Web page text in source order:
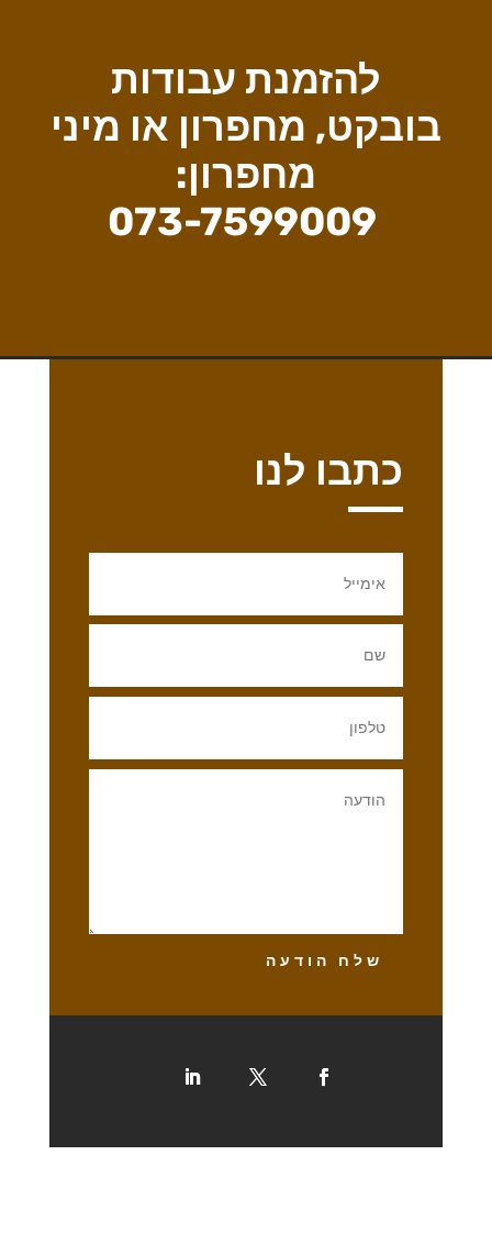
להזמנת עבודות
בובקט, מחפרון או מיני
מחפרון:
073-7599009
כתבו לנו
שלח הודעה